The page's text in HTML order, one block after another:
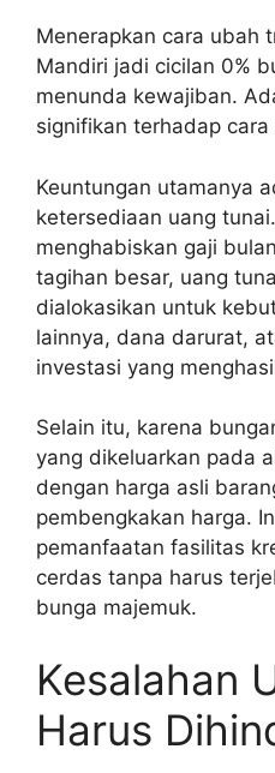
Menerapkan cara ubah
Mandiri jadi cicilan 0%
menunda kewajiban.
signifikan terhadap
Keuntungan utamanya
ketersediaan uang
menghabiskan gaji
tagihan besar, uang
dialokasikan untuk
lainnya, dana darurat,
investasi yang
Selain itu, karena
yang dikeluarkan pada
dengan harga asli
pembengkakan harga.
pemanfaatan fasilitas
cerdas tanpa harus
bunga majemuk.
Kesalahan
Harus